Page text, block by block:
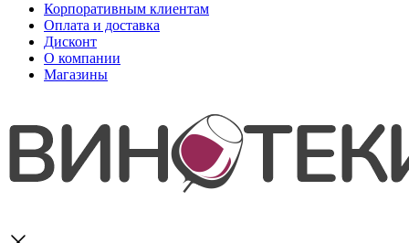
Корпоративным клиентам
Оплата и доставка
Дисконт
О компании
Магазины